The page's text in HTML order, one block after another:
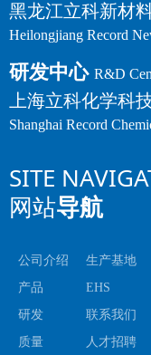
公司介绍
产品
研发
质量
生产基地
EHS
联系我们
人才招聘
SITE
网站导航
黑龙江立科新材
Heilongjiang Record
研发中心 R&D
上海立科化学科
Shanghai Record